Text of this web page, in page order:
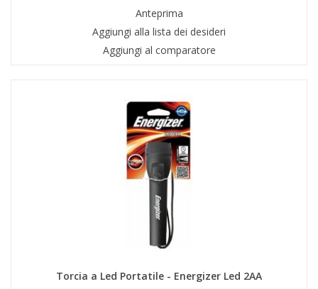
Anteprima
Aggiungi alla lista dei desideri
Aggiungi al comparatore
Torcia a Led Portatile - Energizer Led 2AA